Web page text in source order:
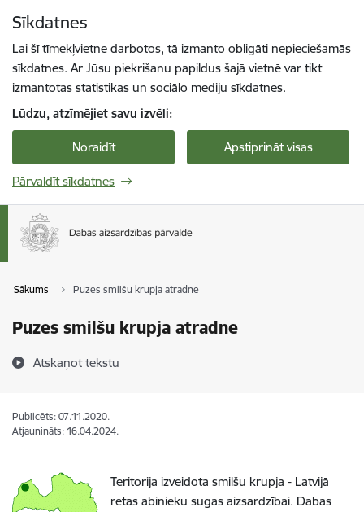
Sīkdatnes
Lai šī tīmekļvietne darbotos, tā izmanto obligāti nepieciešamās
sīkdatnes. Ar Jūsu piekrišanu papildus šajā vietnē var tikt
izmantotas statistikas un sociālo mediju sīkdatnes.
Lūdzu, atzīmējiet savu izvēli:
Noraidīt Apstiprināt visas
Pārvaldīt sīkdatnes
Sākums Puzes smilšu krupja atradne
Puzes smilšu krupja atradne
Atskaņot tekstu
Publicēts: 07.11.2020.
Atjaunināts: 16.04.2024.
Teritorija izveidota smilšu krupja - Latvijā
retas abinieku sugas aizsardzībai. Dabas